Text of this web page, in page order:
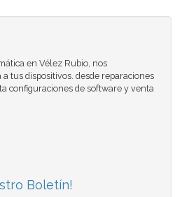
en Vélez Rubio, nos
tus dispositivos. desde reparaciones
configuraciones de software y venta
Boletín!